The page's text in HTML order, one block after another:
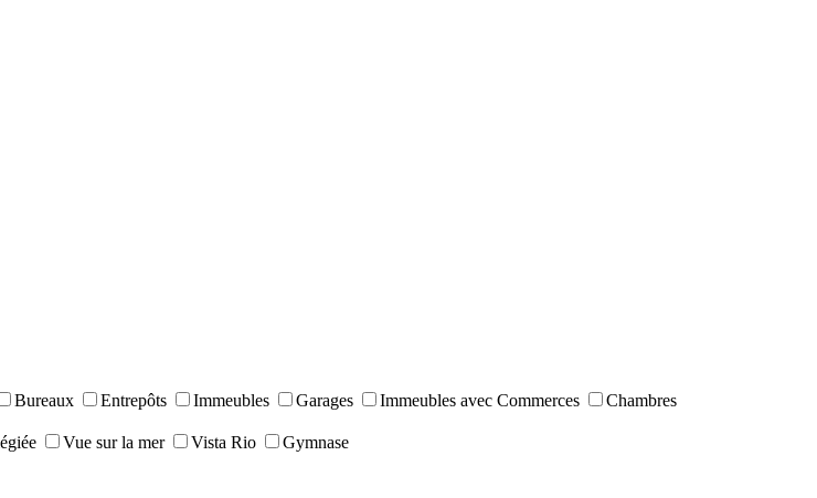
Bureaux Entrepôts Immeubles Garages Immeubles avec Commerces
Chambres
Vue sur la mer Vista Rio
Gymnase